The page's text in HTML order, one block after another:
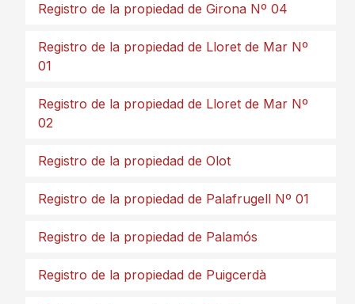
Registro de la propiedad de Girona Nº 04
Registro de la propiedad de Lloret de Mar Nº
01
Registro de la propiedad de Lloret de Mar Nº
02
Registro de la propiedad de Olot
Registro de la propiedad de Palafrugell Nº 01
Registro de la propiedad de Palamós
Registro de la propiedad de Puigcerdà